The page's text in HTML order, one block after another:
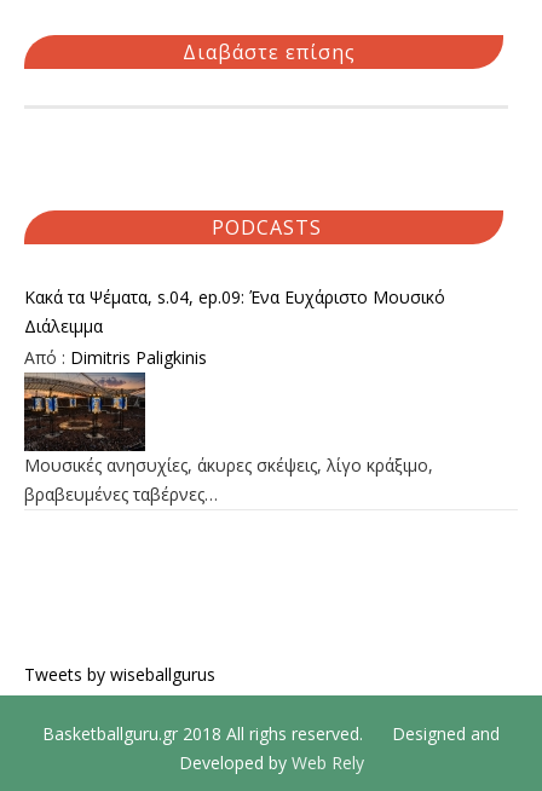
Διαβάστε επίσης
PODCASTS
Κακά τα Ψέματα, s.04, ep.09: Ένα Ευχάριστο Μουσικό
Διάλειμμα
Από : Dimitris Paligkinis
Μουσικές ανησυχίες, άκυρες σκέψεις, λίγο κράξιμο,
βραβευμένες ταβέρνες…
Tweets by wiseballgurus
Basketballguru.gr 2018 All righs reserved. Designed and
Developed by Web Rely